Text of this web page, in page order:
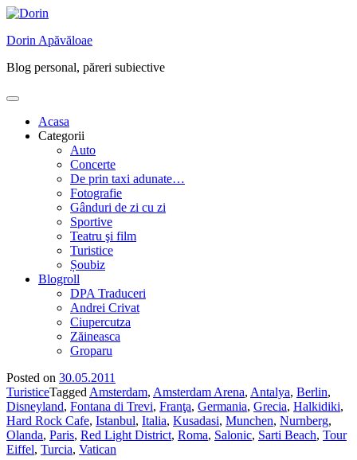
Skip
content
Dorin Apăvăloae
Blog personal, păreri subiective
Acasa
Categorii
Auto
Concerte
De prin taxi adunate…
Fotografie
Gânduri de zi cu zi
Sportive
Teatru şi film
Turistice
Șoubiz
Blogroll
DPA Traduceri
Andrei Crivat
Ciupercutza
Zăineasca
Groparu
Posted on 30.05.2011
TuristiceTagged Amsterdam, Amsterdam Arena, Antalya, Berlin,
Disneyland, Fontana di Trevi, Franţa, Germania, Grecia, Halkidiki,
Hard Rock Cafe, Istanbul, Italia, Kusadasi, Munchen, Nurnberg,
Olanda, Paris, Red Light District, Roma, Salonic, Sarti Beach, Tour
Eiffel, Turcia, Vatican